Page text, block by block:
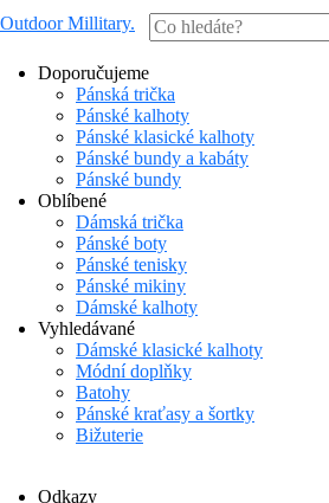
Outdoor Millitary.
Doporučujeme
Pánská trička
Pánské kalhoty
Pánské klasické kalhoty
Pánské bundy a kabáty
Pánské bundy
Oblíbené
Dámská trička
Pánské boty
Pánské tenisky
Pánské mikiny
Dámské kalhoty
Vyhledávané
Dámské klasické kalhoty
Módní doplňky
Batohy
Pánské kraťasy a šortky
Bižuterie
Odkazy